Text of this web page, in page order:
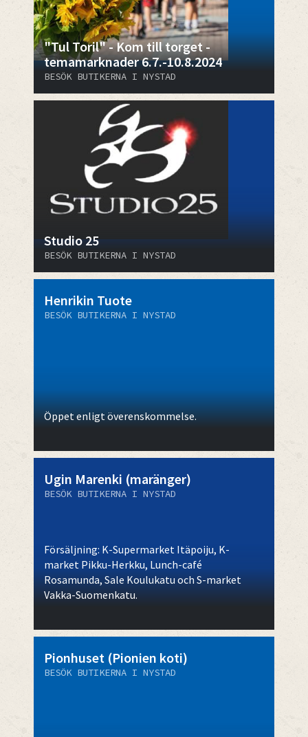
"Tul Toril" - Kom till torget -
temamarknader 6.7.-10.8.2024
BESÖK BUTIKERNA I NYSTAD
Studio 25
BESÖK BUTIKERNA I NYSTAD
Henrikin Tuote
BESÖK BUTIKERNA I NYSTAD
Öppet enligt överenskommelse.
Ugin Marenki (maränger)
BESÖK BUTIKERNA I NYSTAD
Försäljning: K-Supermarket Itäpoiju, K-
market Pikku-Herkku, Lunch-café
Rosamunda, Sale Koulukatu och S-market
Vakka-Suomenkatu.
Pionhuset (Pionien koti)
BESÖK BUTIKERNA I NYSTAD